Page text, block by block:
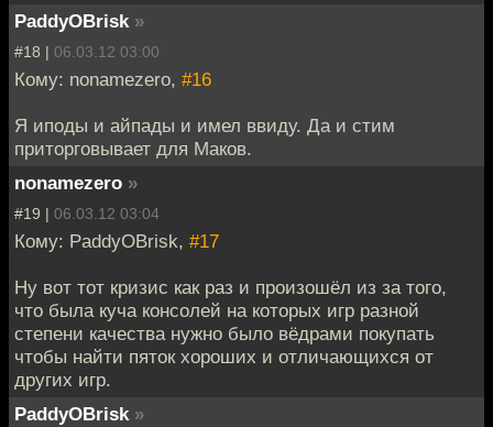
PaddyOBrisk »
#18 | 06.03.12 03:00
Кому: nonamezero, #16
Я иподы и айпады и имел ввиду. Да и стим
приторговывает для Маков.
nonamezero »
#19 | 06.03.12 03:04
Кому: PaddyOBrisk, #17
Ну вот тот кризис как раз и произошёл из за того,
что была куча консолей на которых игр разной
степени качества нужно было вёдрами покупать
чтобы найти пяток хороших и отличающихся от
других игр.
PaddyOBrisk »